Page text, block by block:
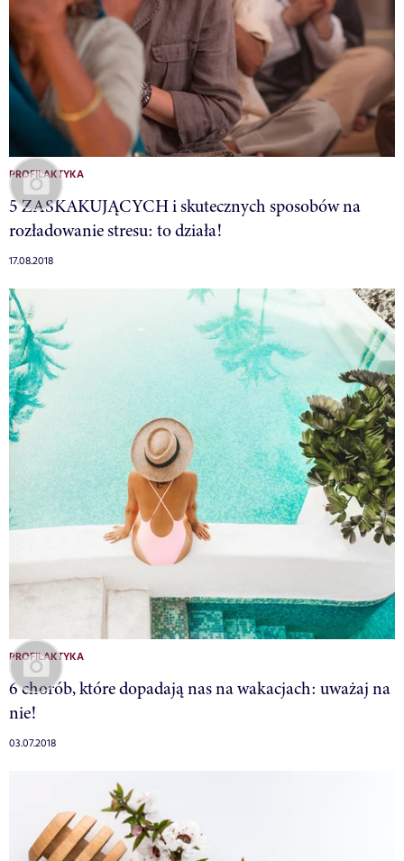
PROFILAKTYKA
5 ZASKAKUJĄCYCH i skutecznych sposobów na
rozładowanie stresu: to działa!
17.08.2018
PROFILAKTYKA
6 chorób, które dopadają nas na wakacjach: uważaj na
nie!
03.07.2018